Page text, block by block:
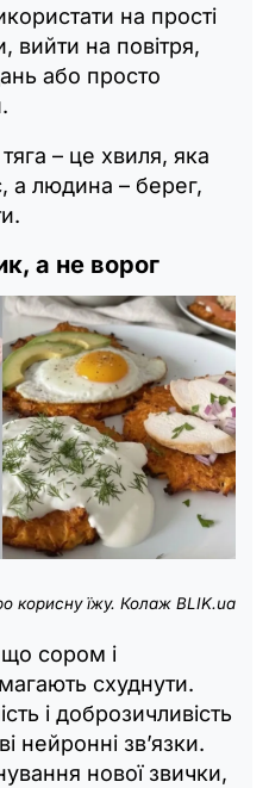
на прості
вийти на повітря,
або просто
– це хвиля, яка
а людина – берег,
а не ворог
корисну їжу. Колаж BLIK.ua
сором і
схуднути.
і доброзичливість
нейронні зв’язки.
нової звички,